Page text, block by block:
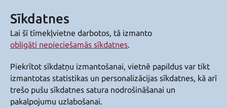
Sīkdatnes
Lai šī tīmekļvietne darbotos, tā izmanto
obligāti nepieciešamās sīkdatnes.
Piekrītot sīkdatņu izmantošanai, vietnē papildus var tikt
izmantotas statistikas un personalizācijas sīkdatnes, kā arī
trešo pušu sīkdatnes satura nodrošināšanai un
pakalpojumu uzlabošanai.